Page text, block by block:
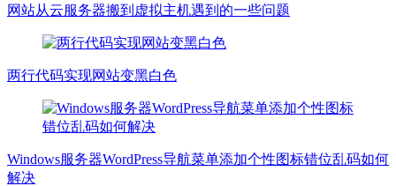
网站从云服务器搬到虚拟主机遇到的一些问题
两行代码实现网站变黑白色
Windows服务器WordPress导航菜单添加个性图标错位乱码如何
解决